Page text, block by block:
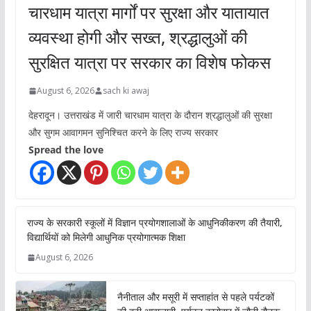
चारधाम यात्रा मार्गों पर सुरक्षा और यातायात
व्यवस्था होगी और सख्त, श्रद्धालुओं की
सुरक्षित यात्रा पर सरकार का विशेष फोकस
August 6, 2026 sach ki awaj
देहरादून। उत्तराखंड में जारी चारधाम यात्रा के दौरान श्रद्धालुओं की सुरक्षा
और सुगम आवागमन सुनिश्चित करने के लिए राज्य सरकार
Spread the love
राज्य के सरकारी स्कूलों में विज्ञान प्रयोगशालाओं के आधुनिकीकरण की तैयारी,
विद्यार्थियों को मिलेगी आधुनिक प्रयोगात्मक शिक्षा
August 6, 2026
नैनीताल और मसूरी में सप्ताहांत से पहले पर्यटकों